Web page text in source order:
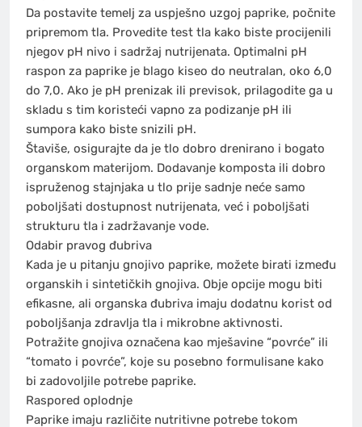
Da postavite temelj za uspješno uzgoj paprike, počnite
pripremom tla. Provedite test tla kako biste procijenili
njegov pH nivo i sadržaj nutrijenata. Optimalni pH
raspon za paprike je blago kiseo do neutralan, oko 6,0
do 7,0. Ako je pH prenizak ili previsok, prilagodite ga u
skladu s tim koristeći vapno za podizanje pH ili
sumpora kako biste snizili pH.
Štaviše, osigurajte da je tlo dobro drenirano i bogato
organskom materijom. Dodavanje komposta ili dobro
ispruženog stajnjaka u tlo prije sadnje neće samo
poboljšati dostupnost nutrijenata, već i poboljšati
strukturu tla i zadržavanje vode.
Odabir pravog đubriva
Kada je u pitanju gnojivo paprike, možete birati između
organskih i sintetičkih gnojiva. Obje opcije mogu biti
efikasne, ali organska đubriva imaju dodatnu korist od
poboljšanja zdravlja tla i mikrobne aktivnosti.
Potražite gnojiva označena kao mješavine “povrće” ili
“tomato i povrće”, koje su posebno formulisane kako
bi zadovoljile potrebe paprike.
Raspored oplodnje
Paprike imaju različite nutritivne potrebe tokom